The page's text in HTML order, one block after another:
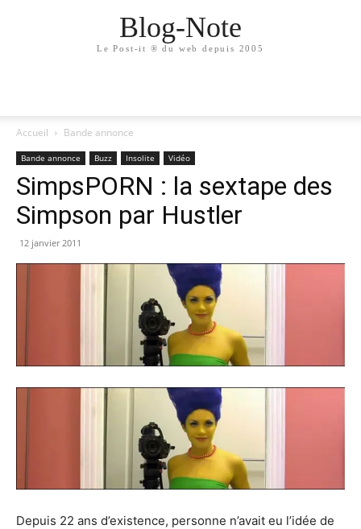
Blog-Note
Le Post-it ® du web depuis 2005
Accueil Bande annonce
Bande annonce Buzz Insolite Vidéo
SimpsPORN : la sextape des
Simpson par Hustler
12 janvier 2011
Depuis 22 ans d’existence, personne n’avait eu l’idée de